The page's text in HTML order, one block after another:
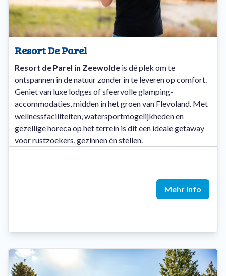
Resort De Parel
Resort de Parel in Zeewolde is dé plek om te
ontspannen in de natuur zonder in te leveren op comfort.
Geniet van luxe lodges of sfeervolle glamping-
accommodaties, midden in het groen van Flevoland. Met
wellnessfaciliteiten, watersportmogelijkheden en
gezellige horeca op het terrein is dit een ideale getaway
voor rustzoekers, gezinnen én stellen.
Mehr Info